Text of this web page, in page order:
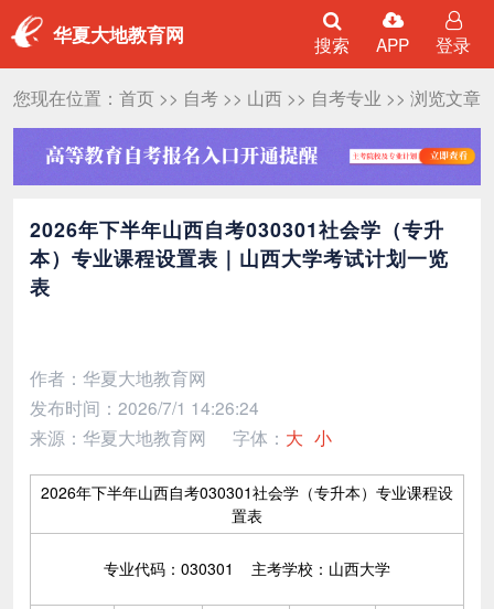
华夏大地教育网 搜索 APP 登录
您现在位置： 首页>> 自考>> 山西>> 自考专业 >> 浏览文章
2026年下半年山西自考030301社会学（专升
本）专业课程设置表｜山西大学考试计划一览
表
作者：华夏大地教育网
发布时间：2026/7/1 14:26:24
来源：华夏大地教育网
字体： 大 小
2026年下半年山西自考030301社会学（专升本）专业课程设
置表
专业代码：030301 主考学校：山西大学